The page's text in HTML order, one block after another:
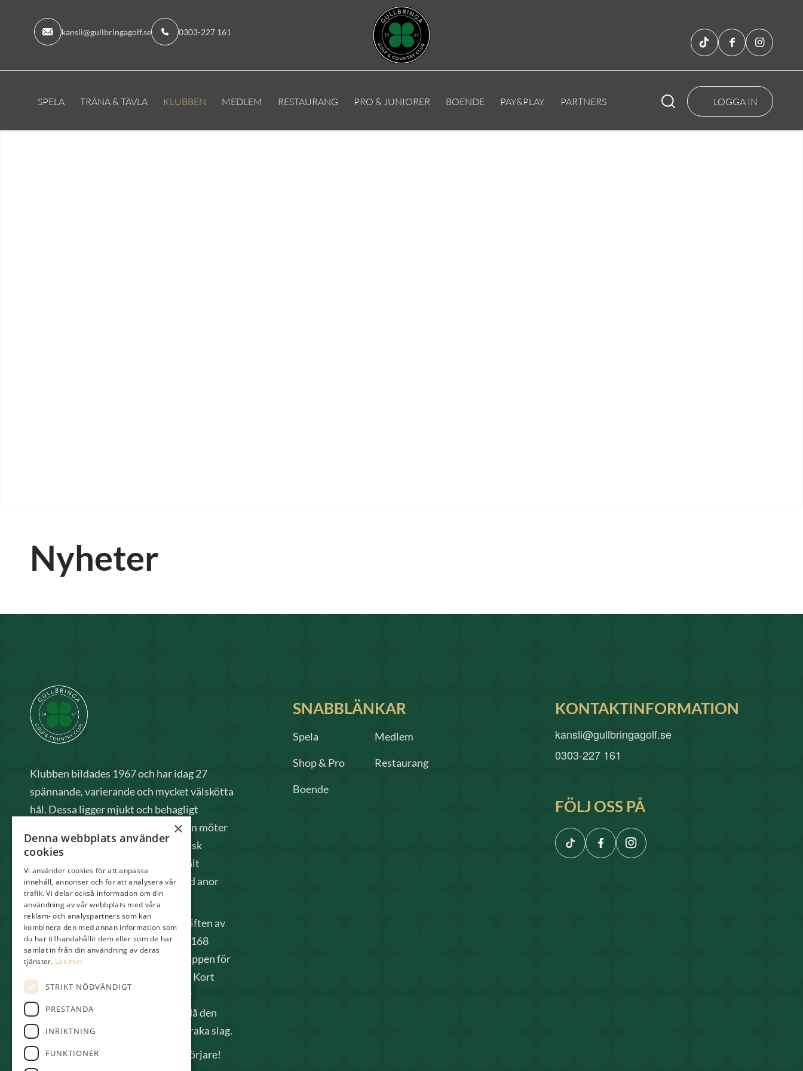
kansli@gullbringagolf.se 0303-227 161
SPELA TRÄNA & TÄVLA KLUBBEN MEDLEM RESTAURANG PRO & JUNIORER BOENDE PAY&PLAY PARTNERS LOGGA IN
Nyheter
Klubben bildades 1967 och har idag 27
spännande, varierande och mycket välskötta
hål. Dessa ligger mjukt och behagligt
inbäddade i en vacker natur, där man möter
såväl stora bokskogar som mer typisk
bohuslänsk växtlighet och öppna fält
gränsande till Gullbringa säteri med anor
från 1300-talet.
Från 2025 har vi också tagit över driften av
Pay & Playbanan situerad nära väg 168
innan stora banan. Denna bana är öppen för
alla, här behöver man varken Grönt Kort
eller golf-ID. Banan passar både för
nybörjare och avancerade spelare då den
inte är så lång (1730m) men kräver raka slag.
Välkomna både elitspelare och nybörjare!
SNABBLÄNKAR
Spela
Medlem
Shop & Pro
Restaurang
Boende
KONTAKTINFORMATION
kansli@gullbringagolf.se
0303-227 161
FÖLJ OSS PÅ
×
Denna webbplats använder
cookies
Vi använder cookies för att anpassa
innehåll, annonser och för att analysera vår
trafik. Vi delar också information om din
användning av vår webbplats med våra
reklam- och analyspartners som kan
kombinera den med annan information som
du har tillhandahållit dem eller som de har
samlat in från din användning av deras
tjänster. Läs mer
STRIKT NÖDVÄNDIGT
PRESTANDA
INRIKTNING
FUNKTIONER